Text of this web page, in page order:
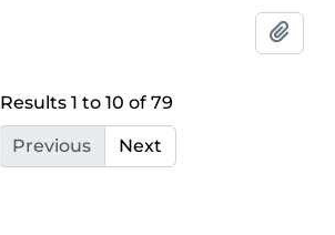
Results 1 to 10 of 79
Previous Next